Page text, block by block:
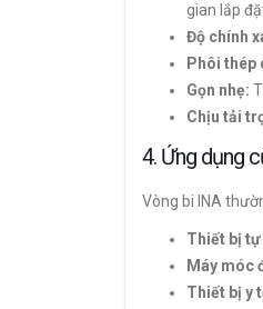
gian lắp
Độ chính
Phôi thép
Gọn nhẹ:
Chịu tải
4. Ứng dụng
Vòng bi INA
Thiết bị
Máy móc
Thiết bị y